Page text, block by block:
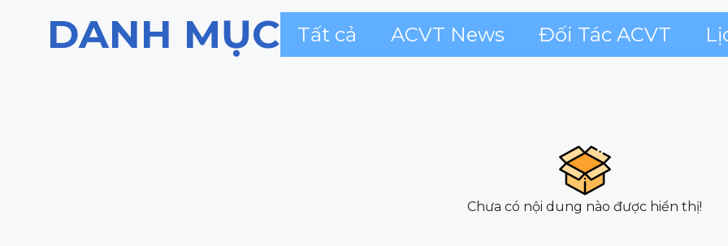
DANH MỤC Tất cả ACVT News Đối Tác ACVT
Chưa có nội dung nào được hiển thị!